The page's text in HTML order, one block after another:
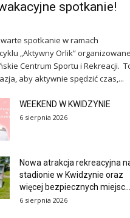
spotkanie!
spotkanie w ramach
„Aktywny Orlik”
Centrum Sportu i Rekreacji.
aby aktywnie spędzić czas,...
WEEKEND W KWIDZYNIE
6 sierpnia 2026
Nowa atrakcja rekreacyjna
stadionie w Kwidzynie oraz
więcej bezpiecznych miejsc...
6 sierpnia 2026